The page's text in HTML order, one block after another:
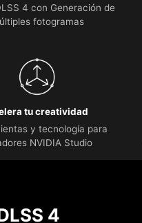
4 con Generación de
fotogramas
tu creatividad
y tecnología para
NVIDIA Studio
4